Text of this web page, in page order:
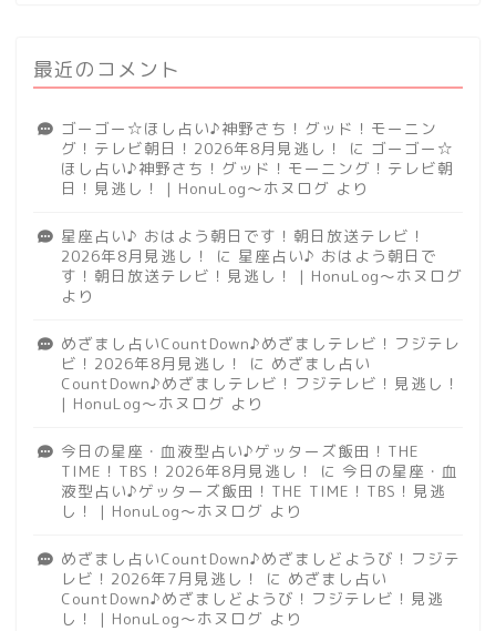
最近のコメント
ゴーゴー☆ほし占い♪神野さち！グッド！モーニン
グ！テレビ朝日！2026年8月見逃し！
に ゴーゴー☆
ほし占い♪神野さち！グッド！モーニング！テレビ朝
日！見逃し！ | HonuLog～ホヌログ より
星座占い♪ おはよう朝日です！朝日放送テレビ！
2026年8月見逃し！
に 星座占い♪ おはよう朝日で
す！朝日放送テレビ！見逃し！ | HonuLog～ホヌログ
より
めざまし占いCountDown♪めざましテレビ！フジテレ
ビ！2026年8月見逃し！
に めざまし占い
CountDown♪めざましテレビ！フジテレビ！見逃し！
| HonuLog～ホヌログ より
今日の星座・血液型占い♪ゲッターズ飯田！THE
TIME！TBS！2026年8月見逃し！
に 今日の星座・血
液型占い♪ゲッターズ飯田！THE TIME！TBS！見逃
し！ | HonuLog～ホヌログ より
めざまし占いCountDown♪めざましどようび！フジテ
レビ！2026年7月見逃し！
に めざまし占い
CountDown♪めざましどようび！フジテレビ！見逃
し！ | HonuLog～ホヌログ より